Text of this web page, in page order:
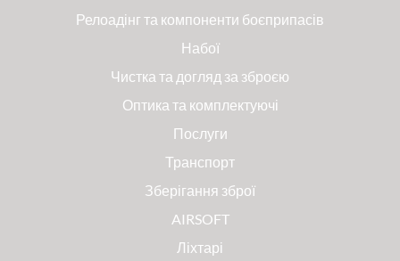
Релоадінг та компоненти боєприпасів
Набої
Чистка та догляд за зброєю
Оптика та комплектуючі
Послуги
Транспорт
Зберігання зброї
AIRSOFT
Ліхтарі